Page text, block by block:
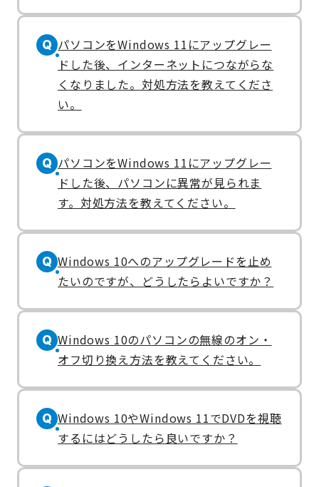
Q パソコンをWindows 11にアップグレー
ドした後、インターネットにつながらな
くなりました。対処方法を教えてくださ
い。
Q パソコンをWindows 11にアップグレー
ドした後、パソコンに異常が見られま
す。対処方法を教えてください。
Q Windows 10へのアップグレードを止め
たいのですが、どうしたらよいですか？
Q Windows 10のパソコンの無線のオン・
オフ切り換え方法を教えてください。
Q Windows 10やWindows 11でDVDを視聴
するにはどうしたら良いですか？